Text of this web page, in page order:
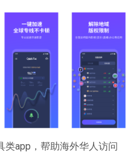
类app，帮助海外华人访问